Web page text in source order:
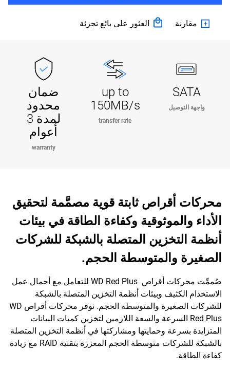
مقارنة العثور على بائع تجزئة
SATA
واجهة التوصيل
up to
150MB/s
transfer rate
ضمان
محدود
لمدة 3
أعوام
warranty
محركات أقراص ثابتة قوية مصمَّمة لتحقيق
الأداء والموثوقية وكفاءة الطاقة في بيئات
أنظمة التخزين المتصلة بالشبكة للشركات
الصغيرة والمتوسطة الحجم.
صُممِّت محركات أقراص WD Red Plus للتعامل مع أحمال عمل
الاستخدام الكثيف وبيئات أنظمة التخزين المتصلة بالشبكة
للشركات الصغيرة والمتوسطة الحجم. توفر محركات أقراص WD
Red Plus السرعة والسعة اللازمين لتخزين كميات البيانات
المتزايدة بسرعة وحمايتها ومشاركتها في أنظمة التخزين المتصلة
بالشبكة للشركات متوسطة الحجم المعززة بتقنية RAID مع زيادة
كفاءة الطاقة.